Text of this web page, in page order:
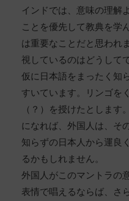
インドでは、意味の理解
ことを優先して教典を学
は重要なことだと思われ
視しているのはどうして
仮に日本語をまったく知
すいています。リンゴを
（？）を授けたとします
になれば、外国人は、そ
知らずの日本人から運良
るかもしれません。
外国人がこのマントラの
表情で唱えるならば、さ